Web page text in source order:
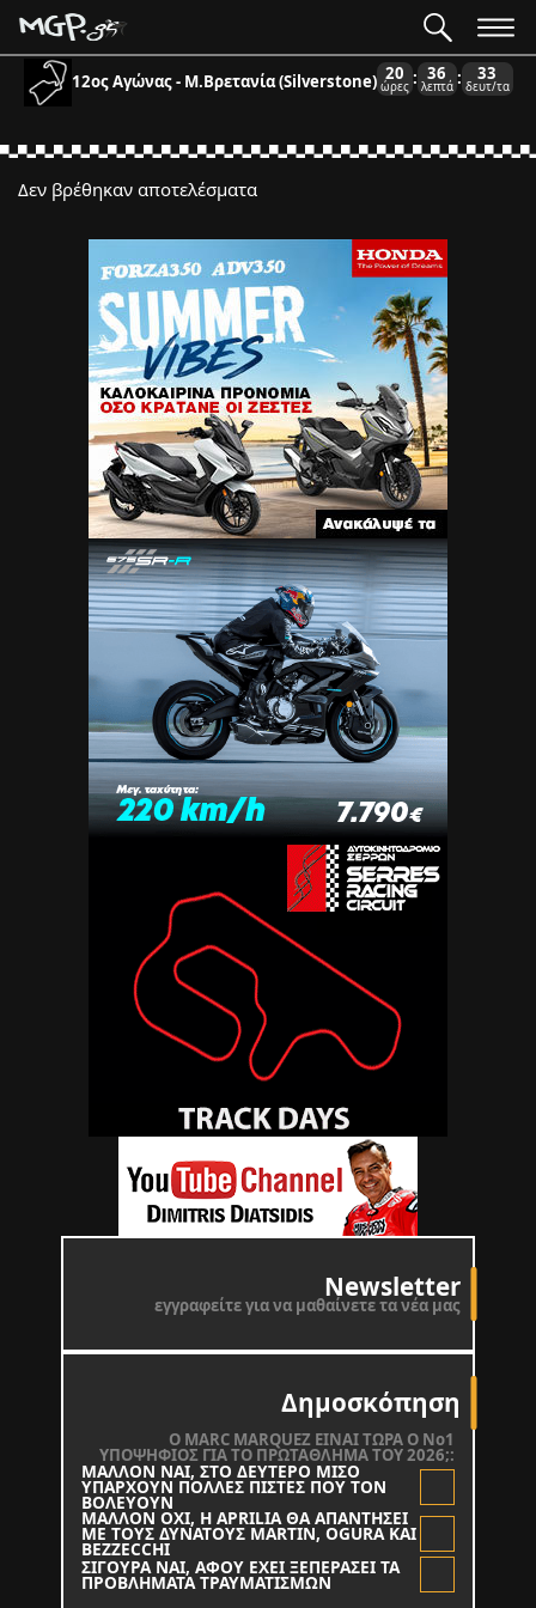
12ος Αγώνας - Μ.Βρετανία (Silverstone) 20
ώρες : 36
λεπτά : 33
δευτ/τα
Newsletter
εγγραφείτε για να μαθαίνετε τα νέα μας
Δημοσκόπηση
O MARC MARQUEZ ΕΙΝΑΙ ΤΩΡΑ Ο Νο1
ΥΠΟΨΗΦΙΟΣ ΓΙΑ ΤΟ ΠΡΩΤΑΘΛΗΜΑ ΤΟΥ 2026;:
ΜΑΛΛΟΝ ΝΑΙ, ΣΤΟ ΔΕΥΤΕΡΟ ΜΙΣΟ
ΥΠΑΡΧΟΥΝ ΠΟΛΛΕΣ ΠΙΣΤΕΣ ΠΟΥ ΤΟΝ
ΒΟΛΕΥΟΥΝ
ΜΑΛΛΟΝ ΟΧΙ, Η APRILIA ΘΑ ΑΠΑΝΤΗΣΕΙ
ΜΕ ΤΟΥΣ ΔΥΝΑΤΟΥΣ MARTIN, OGURA KAI
BEZZECCHI
ΣΙΓΟΥΡΑ ΝΑΙ, ΑΦΟΥ ΕΧΕΙ ΞΕΠΕΡΑΣΕΙ ΤΑ
ΠΡΟΒΛΗΜΑΤΑ ΤΡΑΥΜΑΤΙΣΜΩΝ
Δεν βρέθηκαν αποτελέσματα